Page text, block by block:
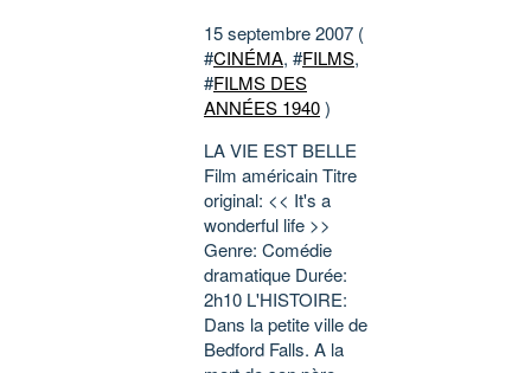
15 septembre 2007 (
#CINÉMA, #FILMS,
#FILMS DES
ANNÉES 1940)
LA VIE EST BELLE
Film américain Titre
original: << It's a
wonderful life >>
Genre: Comédie
dramatique Durée:
2h10 L'HISTOIRE:
Dans la petite ville de
Bedford Falls. A la